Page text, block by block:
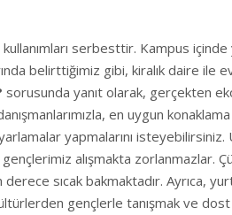
serbesttir. Kampus
belirttiğimiz gibi, kiralık daire ile
sorusunda yanıt olarak, gerçekten
en uygun
yapmalarını
alışmakta zorlanmazlar.
sıcak bakmaktadır. Ayrıca,
gençlerle tanışmak ve